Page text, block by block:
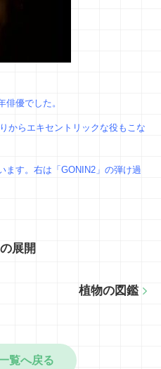
優でした。
らエキセントリックな役もこな
す。右は「GONIN2」の弾け過
展開
植物の図鑑
覧へ戻る